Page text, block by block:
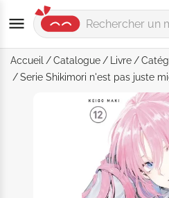
Accueil Catalogue Livre
Serie Shikimori n'est pas juste